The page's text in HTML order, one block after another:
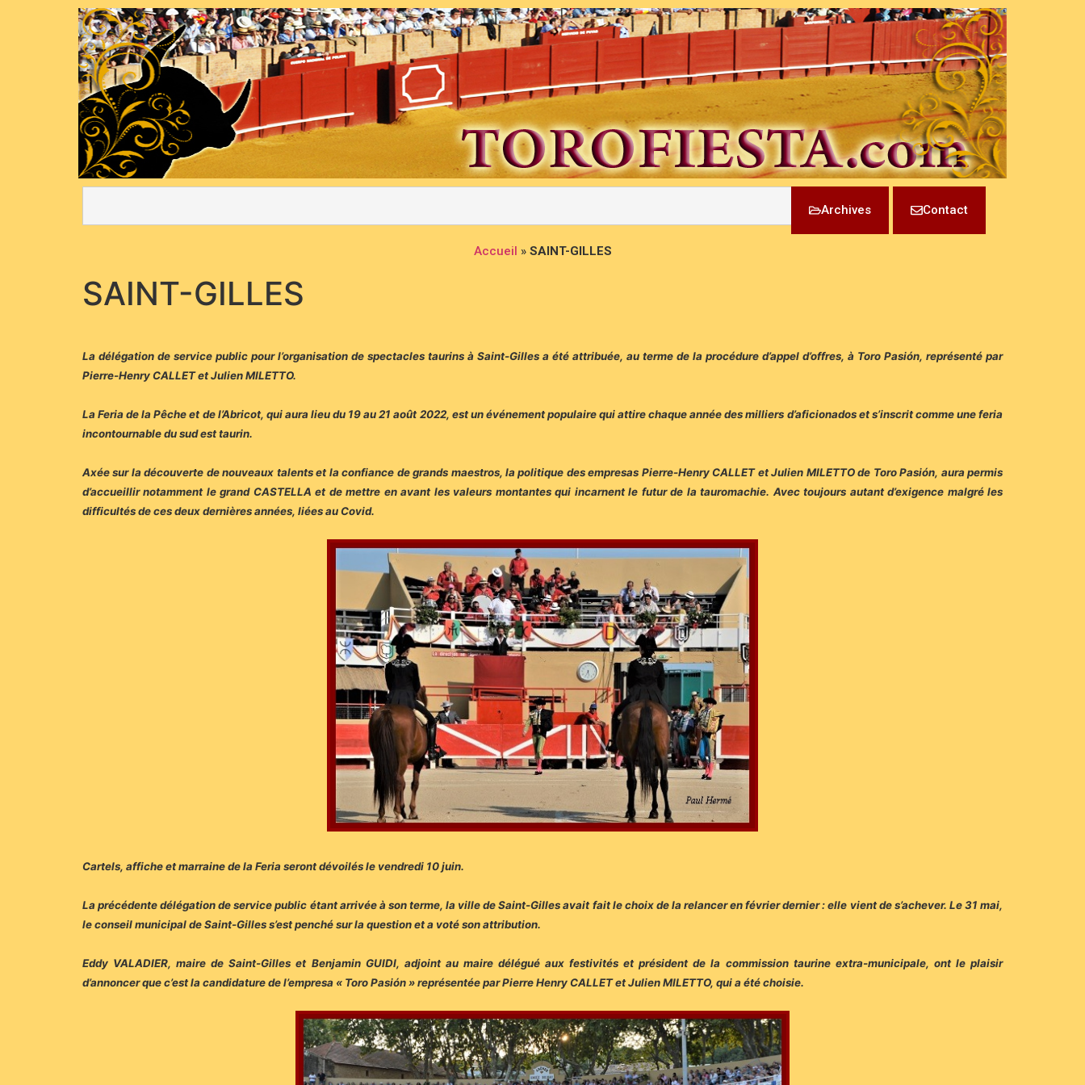
Archives Contact
Accueil » SAINT-GILLES
SAINT-GILLES
La délégation de service public pour l’organisation de spectacles taurins à Saint-Gilles a été attribuée, au terme de la procédure d’appel d’offres, à Toro Pasión, représenté par
Pierre-Henry CALLET et Julien MILETTO.
La Feria de la Pêche et de l’Abricot, qui aura lieu du 19 au 21 août 2022, est un événement populaire qui attire chaque année des milliers d’aficionados et s’inscrit comme une feria
incontournable du sud est taurin.
Axée sur la découverte de nouveaux talents et la confiance de grands maestros, la politique des empresas Pierre-Henry CALLET et Julien MILETTO de Toro Pasión, aura permis
d’accueillir notamment le grand CASTELLA et de mettre en avant les valeurs montantes qui incarnent le futur de la tauromachie. Avec toujours autant d’exigence malgré les
difficultés de ces deux dernières années, liées au Covid.
Cartels, affiche et marraine de la Feria seront dévoilés le vendredi 10 juin.
La précédente délégation de service public étant arrivée à son terme, la ville de Saint-Gilles avait fait le choix de la relancer en février dernier : elle vient de s’achever. Le 31 mai,
le conseil municipal de Saint-Gilles s’est penché sur la question et a voté son attribution.
Eddy VALADIER, maire de Saint-Gilles et Benjamin GUIDI, adjoint au maire délégué aux festivités et président de la commission taurine extra-municipale, ont le plaisir
d’annoncer que c’est la candidature de l’empresa « Toro Pasión » représentée par Pierre Henry CALLET et Julien MILETTO, qui a été choisie.